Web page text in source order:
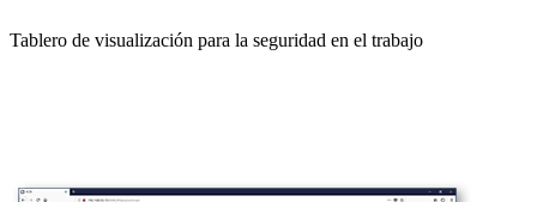
Tablero de visualización para la seguridad en el trabajo